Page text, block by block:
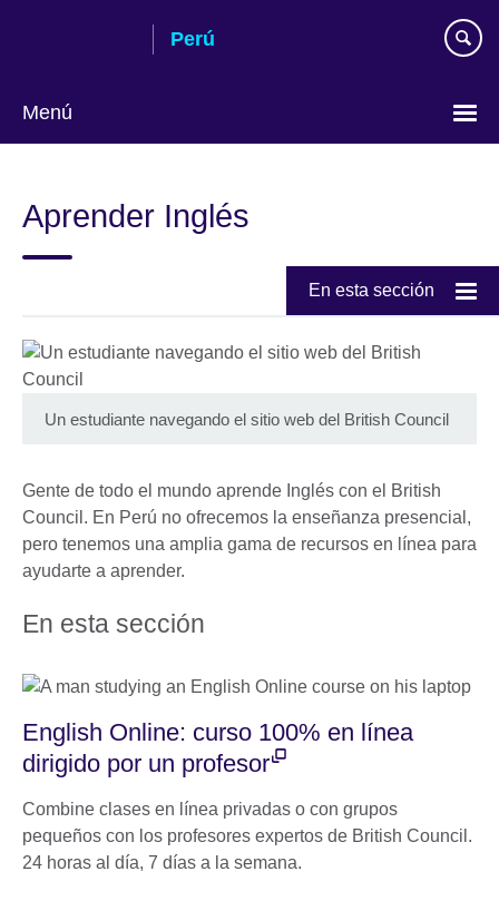
Perú
Menú
language
Aprender Inglés
En esta sección
Un estudiante navegando el sitio web del British Council
Gente de todo el mundo aprende Inglés con el British
Council. En Perú no ofrecemos la enseñanza presencial,
pero tenemos una amplia gama de recursos en línea para
ayudarte a aprender.
En esta sección
English Online: curso 100% en línea
dirigido por un profesor
Combine clases en línea privadas o con grupos
pequeños con los profesores expertos de British Council.
24 horas al día, 7 días a la semana.